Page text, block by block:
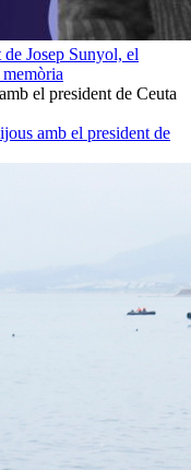
de Josep Sunyol, el
amb el president de